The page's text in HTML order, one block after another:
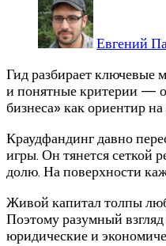
Евгений
Гид разбирает ключевые
и понятные критерии —
бизнеса» как ориентир
Краудфандинг давно
игры. Он тянется сеткой
долю. На поверхности
Живой капитал толпы
Поэтому разумный
юридические и